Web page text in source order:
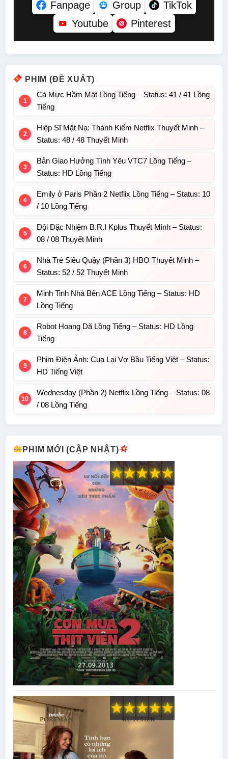
Fanpage Group
TikTok
Youtube
Pinterest
PHIM (ĐỀ XUẤT)
Cá Mực Hầm Mật Lồng Tiếng – Status: 41 / 41 Lồng
Tiếng
Hiệp Sĩ Mặt Nạ: Thánh Kiếm Netflix Thuyết Minh –
Status: 48 / 48 Thuyết Minh
Bản Giao Hưởng Tình Yêu VTC7 Lồng Tiếng –
Status: HD Lồng Tiếng
Emily ở Paris Phần 2 Netflix Lồng Tiếng – Status: 10
/ 10 Lồng Tiếng
Đội Đặc Nhiệm B.R.I Kplus Thuyết Minh – Status:
08 / 08 Thuyết Minh
Nhà Trẻ Siêu Quậy (Phần 3) HBO Thuyết Minh –
Status: 52 / 52 Thuyết Minh
Minh Tinh Nhà Bên ACE Lồng Tiếng – Status: HD
Lồng Tiếng
Robot Hoang Dã Lồng Tiếng – Status: HD Lồng
Tiếng
Phim Điện Ảnh: Cua Lại Vợ Bầu Tiếng Việt – Status:
HD Tiếng Việt
Wednesday (Phần 2) Netflix Lồng Tiếng – Status: 08
/ 08 Lồng Tiếng
PHIM MỚI (CẬP NHẬT)
★
★
★
★
★
★
★
★
★
★